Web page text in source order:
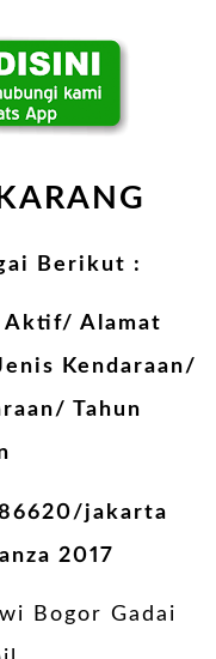
Berikut :
Aktif/ Alamat
Kendaraan/
Tahun
jakarta
2017
Bogor Gadai